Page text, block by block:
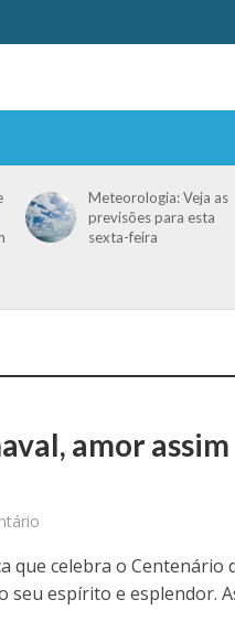
Meteorologia: Veja as
previsões para esta
sexta-feira
amor
que celebra o Centenário
seu espírito e esplendor.